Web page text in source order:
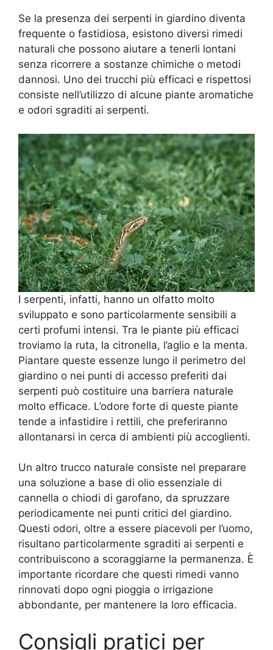
Se la presenza dei serpenti in giardino diventa
frequente o fastidiosa, esistono diversi rimedi
naturali che possono aiutare a tenerli lontani
senza ricorrere a sostanze chimiche o metodi
dannosi. Uno dei trucchi più efficaci e rispettosi
consiste nell’utilizzo di alcune piante aromatiche
e odori sgraditi ai serpenti.
I serpenti, infatti, hanno un olfatto molto
sviluppato e sono particolarmente sensibili a
certi profumi intensi. Tra le piante più efficaci
troviamo la ruta, la citronella, l’aglio e la menta.
Piantare queste essenze lungo il perimetro del
giardino o nei punti di accesso preferiti dai
serpenti può costituire una barriera naturale
molto efficace. L’odore forte di queste piante
tende a infastidire i rettili, che preferiranno
allontanarsi in cerca di ambienti più accoglienti.
Un altro trucco naturale consiste nel preparare
una soluzione a base di olio essenziale di
cannella o chiodi di garofano, da spruzzare
periodicamente nei punti critici del giardino.
Questi odori, oltre a essere piacevoli per l’uomo,
risultano particolarmente sgraditi ai serpenti e
contribuiscono a scoraggiarne la permanenza. È
importante ricordare che questi rimedi vanno
rinnovati dopo ogni pioggia o irrigazione
abbondante, per mantenere la loro efficacia.
Consigli pratici per